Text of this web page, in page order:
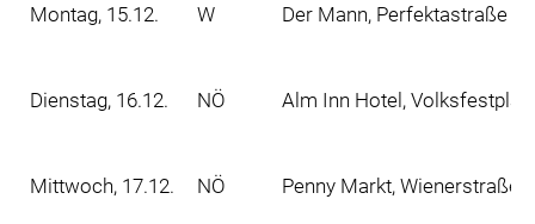
Montag, 15.12. W Der Mann, Perfektastraße
Dienstag, 16.12. NÖ Alm Inn Hotel,
Mittwoch, 17.12. NÖ Penny Markt, Wienerstraße